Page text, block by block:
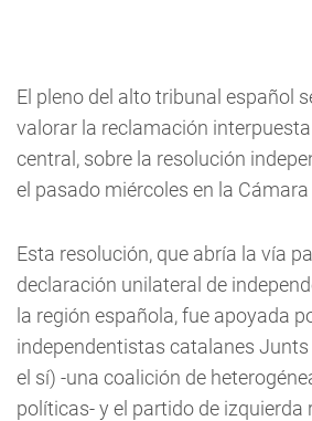
El pleno del alto tribunal español
valorar la reclamación
central, sobre la resolución
el pasado miércoles en la
Esta resolución, que abría la vía
declaración unilateral de
la región española, fue apoyada
independentistas catalanes
el sí) -una coalición de
políticas- y el partido de izquierda